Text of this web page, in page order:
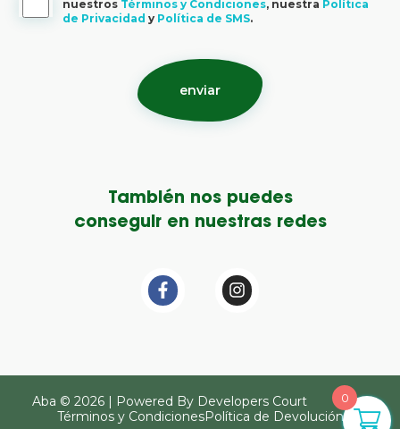
nuestros Términos y Condiciones, nuestra Política
de Privacidad y Política de SMS.
También nos puedes
conseguir en nuestras redes
Aba © 2026 | Powered By Developers Court
Términos y CondicionesPolítica de Devolución
0